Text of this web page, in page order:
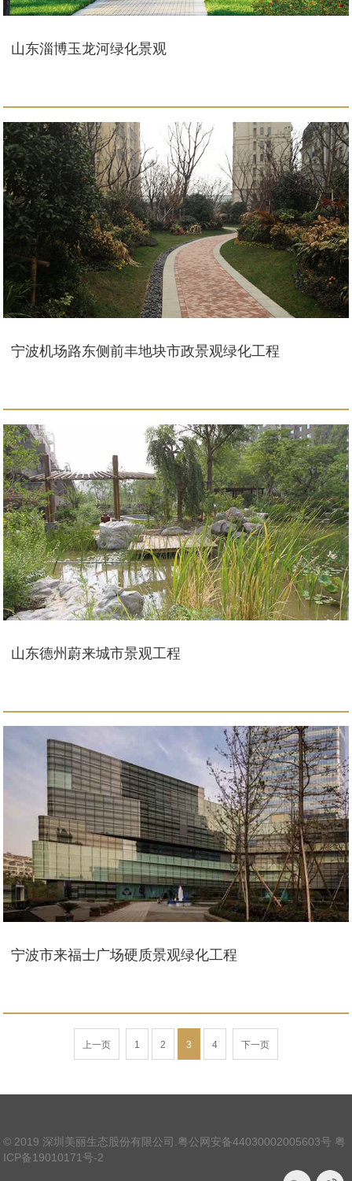
山东淄博玉龙河绿化景观
宁波机场路东侧前丰地块市政景观绿化工程
山东德州蔚来城市景观工程
宁波市来福士广场硬质景观绿化工程
上一页 1 2 3 4 下一页
© 2019 深圳美丽生态股份有限公司. 粤公网安备44030002005603号 粤
ICP备19010171号-2